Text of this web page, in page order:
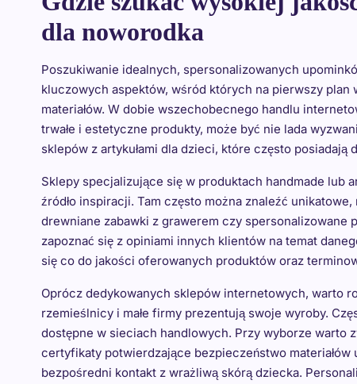
dla noworodka
Poszukiwanie idealnych, spersonalizowanych
kluczowych aspektów, wśród których na pierwszy
materiałów. W dobie wszechobecnego handlu
trwałe i estetyczne produkty, może być nie lada
sklepów z artykułami dla dzieci, które często
Sklepy specjalizujące się w produktach handmade lub
źródło inspiracji. Tam często można znaleźć
drewniane zabawki z grawerem czy spersonalizowane
zapoznać się z opiniami innych klientów na temat
się co do jakości oferowanych produktów oraz
Oprócz dedykowanych sklepów internetowych, warto
rzemieślnicy i małe firmy prezentują swoje wyroby.
dostępne w sieciach handlowych. Przy wyborze warto
certyfikaty potwierdzające bezpieczeństwo
bezpośredni kontakt z wrażliwą skórą dziecka.